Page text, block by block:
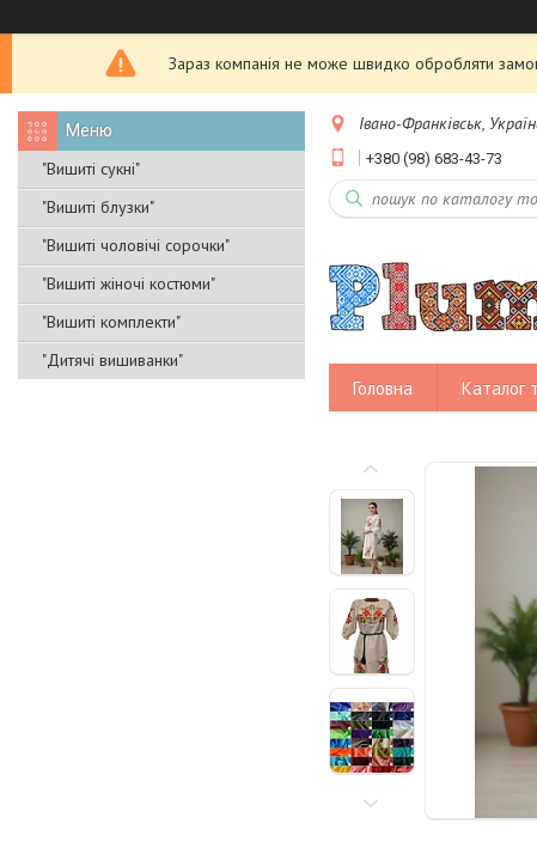
Зараз компанія не може швидко обробляти
"Вишиті сукні"
"Вишиті блузки"
"Вишиті чоловічі сорочки"
"Вишиті жіночі костюми"
"Вишиті комплекти"
"Дитячі вишиванки"
Івано-Франківськ,
+380 (98) 683-43-73
Головна Каталог